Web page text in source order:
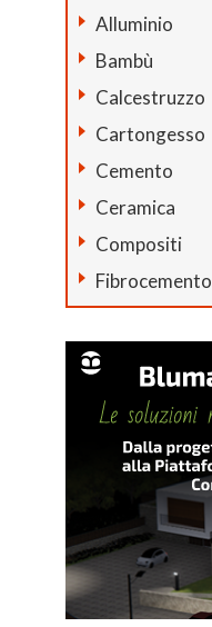
Alluminio
Bambù
Calcestruzzo
Cartongesso
Cemento
Ceramica
Compositi
Fibrocemento